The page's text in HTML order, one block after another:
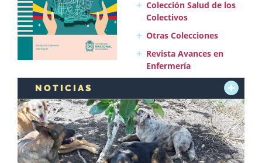
Colección Salud de los
Colectivos
Otras Colecciones
Revista Avances en
Enfermería
NOTICIAS
+